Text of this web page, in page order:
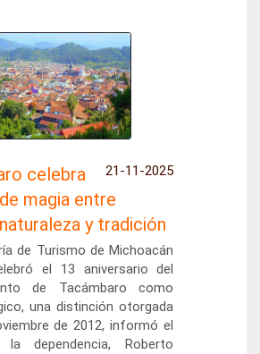
21-11-2025
celebra
magia entre
y tradición
de Turismo de Michoacán
el 13 aniversario del
de Tacámbaro como
una distinción otorgada
de 2012, informó el
dependencia, Roberto